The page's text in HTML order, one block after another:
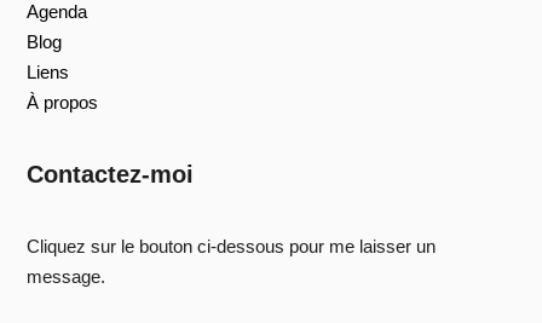
Agenda
Blog
Liens
À propos
Contactez-moi
Cliquez sur le bouton ci-dessous pour me laisser un
message.